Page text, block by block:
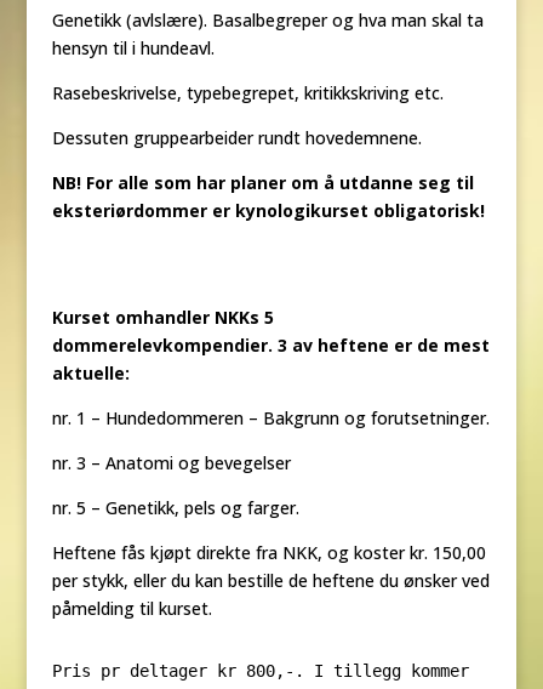
Genetikk (avlslære). Basalbegreper og hva man skal ta
hensyn til i hundeavl.
Rasebeskrivelse, typebegrepet, kritikkskriving etc.
Dessuten gruppearbeider rundt hovedemnene.
NB! For alle som har planer om å utdanne seg til
eksteriørdommer er kynologikurset obligatorisk!
Kurset omhandler NKKs 5
dommerelevkompendier. 3 av heftene er de mest
aktuelle:
nr. 1 – Hundedommeren – Bakgrunn og forutsetninger.
nr. 3 – Anatomi og bevegelser
nr. 5 – Genetikk, pels og farger.
Heftene fås kjøpt direkte fra NKK, og koster kr. 150,00
per stykk, eller du kan bestille de heftene du ønsker ved
påmelding til kurset.
Pris pr deltager kr 800,-. I tillegg kommer